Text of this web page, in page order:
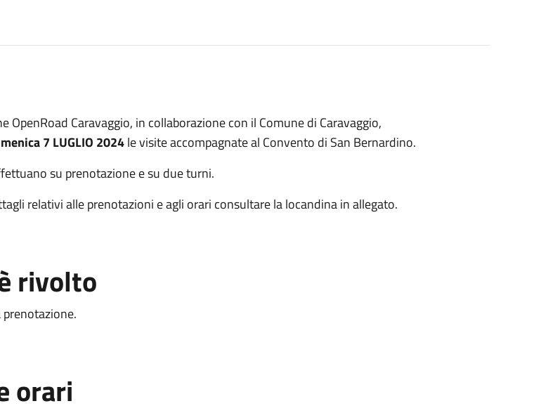
OpenRoad Caravaggio, in collaborazione con il Comune di Caravaggio,
7 LUGLIO 2024le visite accompagnate al Convento di San Bernardino.
su prenotazione e su due turni.
relativi alle prenotazioni e agli orari consultare la locandina in allegato.
rivolto
orari